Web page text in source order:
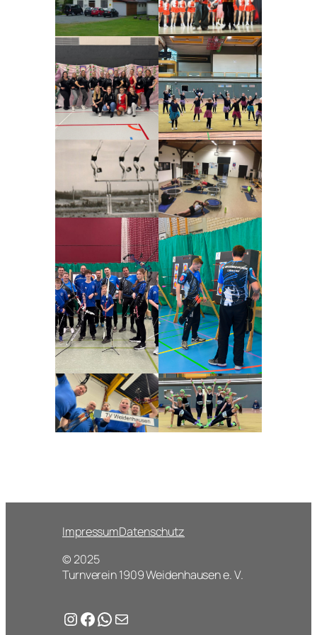
ImpressumDatenschutz
© 2025
Turnverein 1909 Weidenhausen e. V.
Instagram
Facebook
WhatsApp
E-Mail